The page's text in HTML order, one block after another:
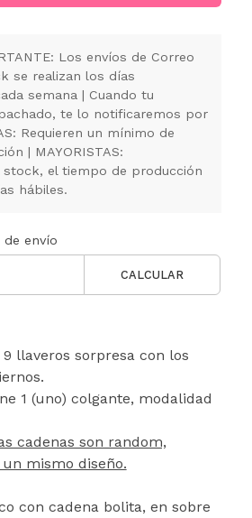
Los envíos de Correo
se realizan los días
semana | Cuando tu
te lo notificaremos por
Requieren un mínimo de
| MAYORISTAS:
stock, el tiempo de producción
hábiles.
envío
CALCULAR
llaveros sorpresa con los
1 (uno) colgante, modalidad
cadenas son random,
mismo diseño.
con cadena bolita, en sobre